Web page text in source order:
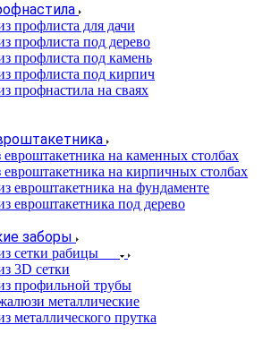
профлиста для дачи
профлиста под дерево
профлиста под камень
профлиста под кирпич
профнастила на сваях
евроштакетника на каменных столбах
евроштакетника на кирпичных столбах
евроштакетника на фундаменте
евроштакетника под дерево
заборы
сетки рабицы
3D сетки
профильной трубы
металлические
металлического прутка